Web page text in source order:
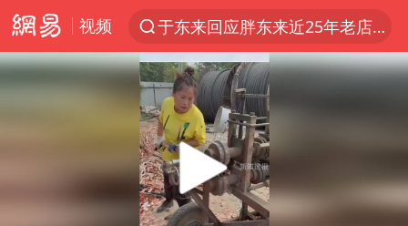
视频
于东来回应胖东来近25年老店年底关闭
上半年我国经营主体结构持续优化
《披荆斩棘2026》阵容官宣
杭州机场已取消航班388架次
浙江省委书记：该停下的坚决停下来